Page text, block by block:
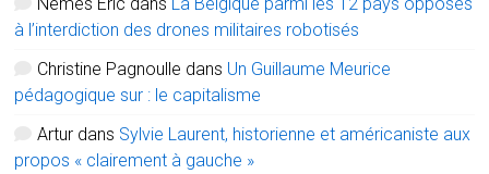
à l’interdiction des drones militaires robotisés
Christine Pagnoulle dans Un Guillaume Meurice
pédagogique sur : le capitalisme
Artur dans Sylvie Laurent, historienne et américaniste aux
propos « clairement à gauche »